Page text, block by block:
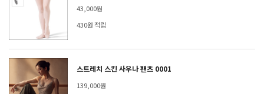
43,000원
430원 적립
스트레치 스킨 사우나 팬츠 0001
139,000원